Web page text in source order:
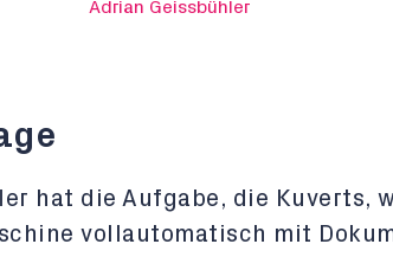
Adrian Geissbühler
hat die Aufgabe, die Kuverts,
vollautomatisch mit